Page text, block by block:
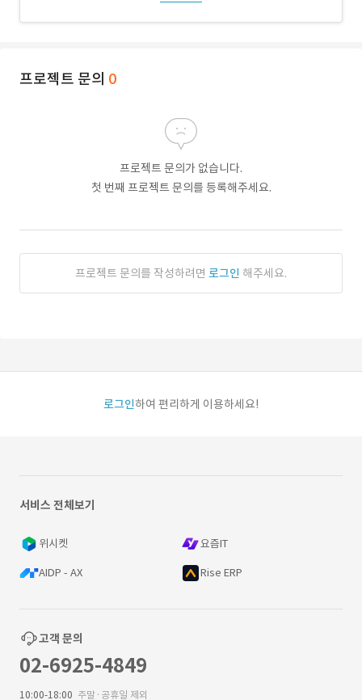
프로젝트 문의 0
프로젝트 문의가 없습니다.
첫 번째 프로젝트 문의를 등록해주세요.
프로젝트 문의를 작성하려면 로그인 해주세요.
로그인하여 편리하게 이용하세요!
서비스 전체보기
위시켓 요즘IT
AIDP - AX Rise ERP
고객 문의
02-6925-4849
10:00-18:00 주말·공휴일 제외